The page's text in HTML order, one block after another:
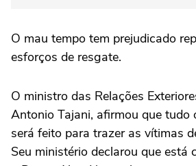
O mau tempo tem prejudicado
esforços de resgate.
O ministro das Relações
Antonio Tajani, afirmou que tudo
será feito para trazer as vítimas
Seu ministério declarou que está